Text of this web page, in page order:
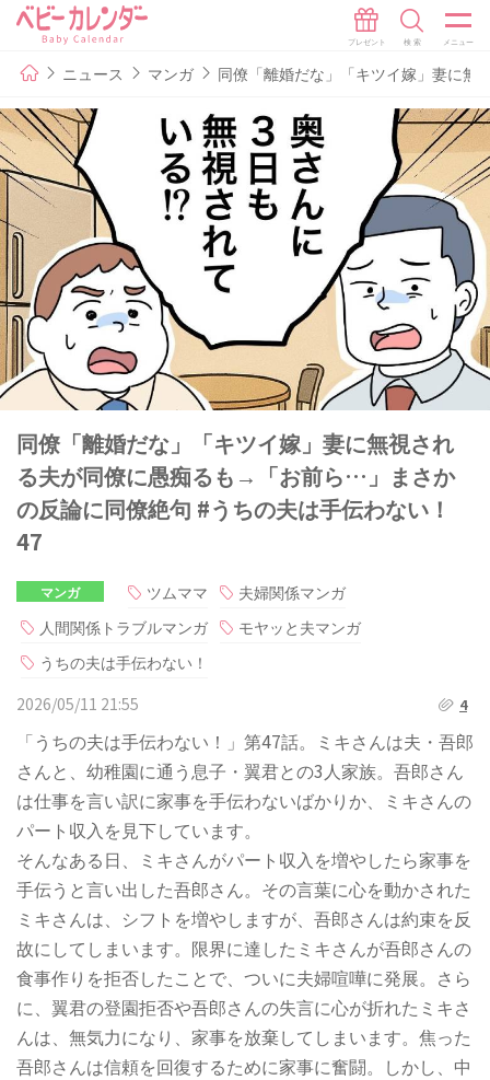
ニュース マンガ 同僚「離婚だな」「キツイ嫁」妻に
同僚「離婚だな」「キツイ嫁」妻に無視され
る夫が同僚に愚痴るも→「お前ら…」まさか
の反論に同僚絶句 #うちの夫は手伝わない！
47
マンガ ツムママ
夫婦関係マンガ
人間関係トラブルマンガ
モヤッと夫マンガ
うちの夫は手伝わない！
2026/05/11 21:55
4
「うちの夫は手伝わない！」第47話。ミキさんは夫・吾郎
さんと、幼稚園に通う息子・翼君との3人家族。吾郎さん
は仕事を言い訳に家事を手伝わないばかりか、ミキさんの
パート収入を見下しています。
そんなある日、ミキさんがパート収入を増やしたら家事を
手伝うと言い出した吾郎さん。その言葉に心を動かされた
ミキさんは、シフトを増やしますが、吾郎さんは約束を反
故にしてしまいます。限界に達したミキさんが吾郎さんの
食事作りを拒否したことで、ついに夫婦喧嘩に発展。さら
に、翼君の登園拒否や吾郎さんの失言に心が折れたミキさ
んは、無気力になり、家事を放棄してしまいます。焦った
吾郎さんは信頼を回復するために家事に奮闘。しかし、中